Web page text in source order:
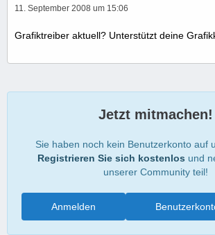
11. September 2008 um 15:06
Grafiktreiber aktuell? Unterstützt deine
Jetzt mitmachen!
Sie haben noch kein Benutzerkonto auf
Registrieren Sie sich kostenlos und
unserer Community teil!
Anmelden